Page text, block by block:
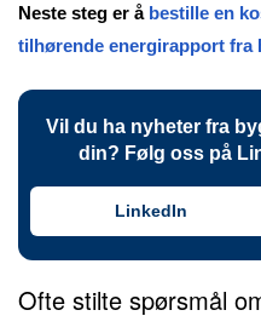
Neste steg er åbestille en
tilhørende energirapport fra
Vil du ha nyheter fra
din? Følg oss på
LinkedIn
Ofte stilte spørsmål